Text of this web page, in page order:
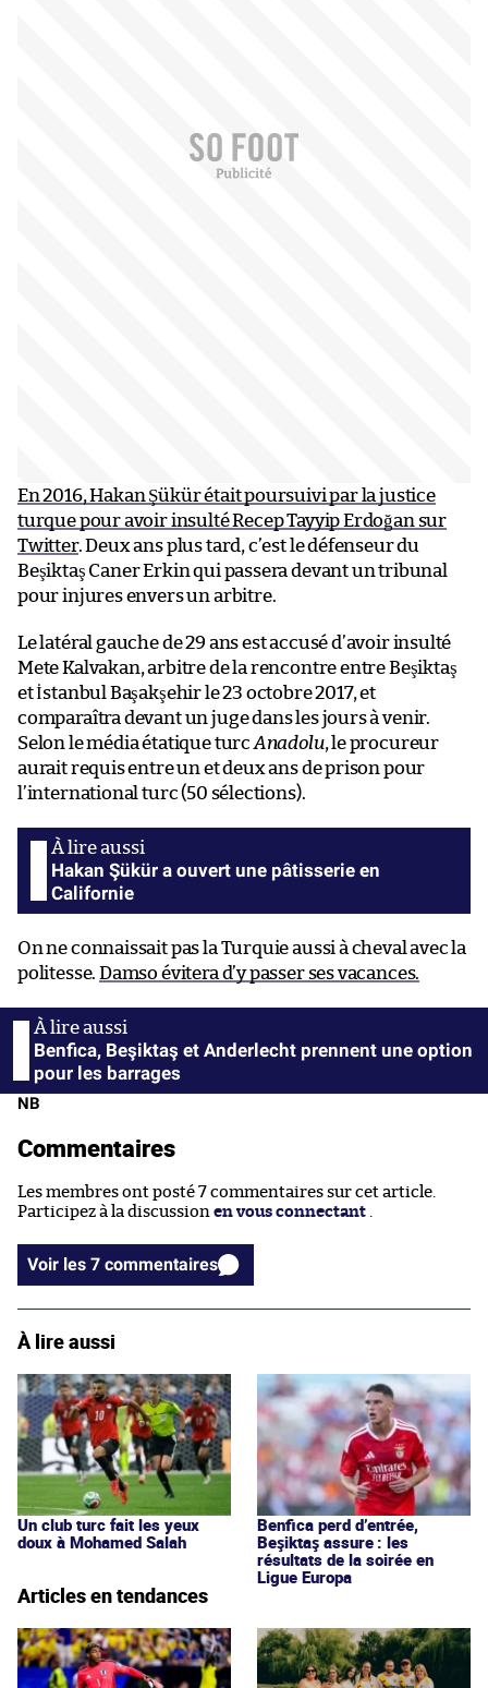
En 2016, Hakan Şükür était poursuivi par la justice
turque pour avoir insulté Recep Tayyip Erdoğan sur
Twitter. Deux ans plus tard, c’est le défenseur du
Beşiktaş Caner Erkin qui passera devant un tribunal
pour injures envers un arbitre.
Le latéral gauche de 29 ans est accusé d’avoir insulté
Mete Kalvakan, arbitre de la rencontre entre Beşiktaş
et İstanbul Başakşehir le 23 octobre 2017, et
comparaîtra devant un juge dans les jours à venir.
Selon le média étatique turc Anadolu, le procureur
aurait requis entre un et deux ans de prison pour
l’international turc (50 sélections).
Hakan Şükür a ouvert une pâtisserie en
Californie
On ne connaissait pas la Turquie aussi à cheval avec la
politesse.Damso évitera d’y passer ses vacances.
Benfica, Beşiktaş et Anderlecht prennent une option
pour les barrages
NB
Commentaires
Les membres ont posté 7 commentaires sur cet article.
Participez à la discussion en vous connectant
Voir les 7 commentaires
À lire aussi
Un club turc fait les yeux
doux à Mohamed Salah
Benfica perd d’entrée,
Beşiktaş assure : les
résultats de la soirée en
Ligue Europa
Articles en tendances